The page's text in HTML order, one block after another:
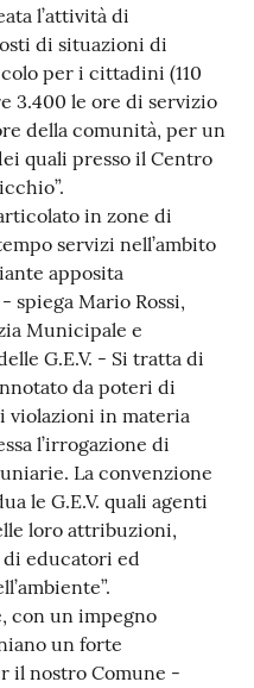
l’attività di
di situazioni di
per i cittadini (110
3.400 le ore di servizio
della comunità, per un
quali presso il Centro
in zone di
servizi nell’ambito
apposita
spiega Mario Rossi,
Municipale e
G.E.V. - Si tratta di
da poteri di
violazioni in materia
l’irrogazione di
La convenzione
le G.E.V. quali agenti
loro attribuzioni,
di educatori ed
con un impegno
un forte
il nostro Comune -